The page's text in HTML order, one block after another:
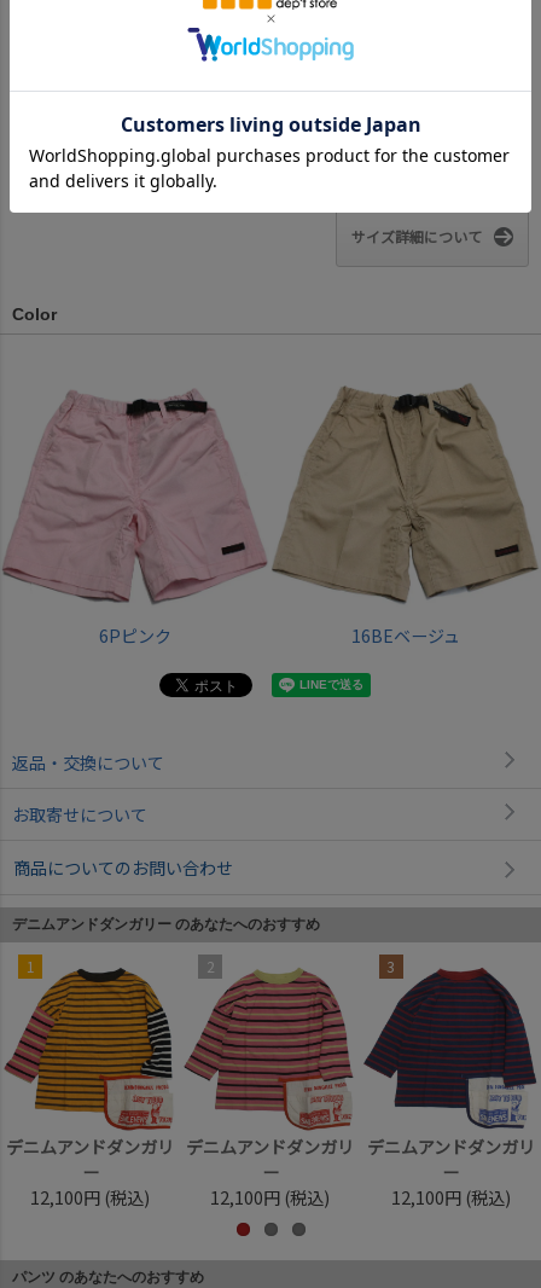
※BCはバックセンター（首から裾までの後中心）です。
※SNPはサイドネックポイント（肩から裾までの直線で計測した長
さ）です。
サイズ詳細について
Color
6Pピンク 16BEベージュ
返品・交換について
お取寄せについて
商品についてのお問い合わせ
デニムアンドダンガリー のあなたへのおすすめ
1
デニムアンドダンガリ
ー
12,100円 (税込)
2
デニムアンドダンガリ
ー
12,100円 (税込)
3
デニムアンドダンガリ
ー
12,100円 (税込)
パンツ のあなたへのおすすめ